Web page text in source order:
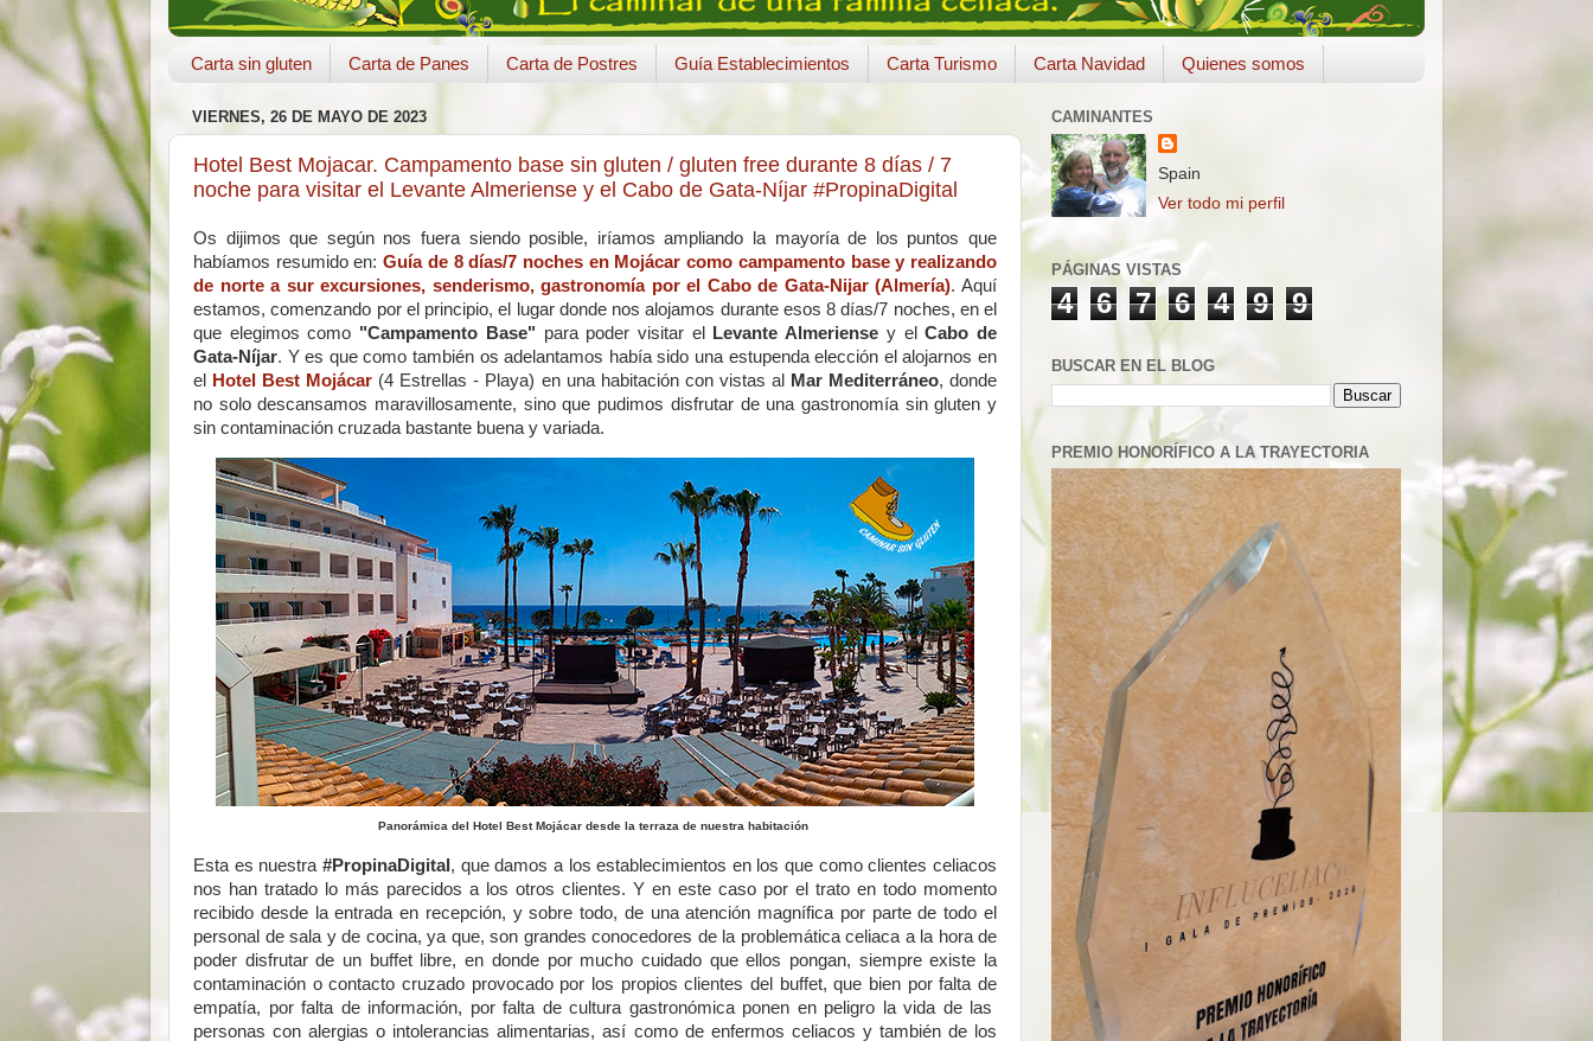
Carta sin gluten Carta de Panes Carta de Postres Guía Establecimientos Carta Turismo Carta Navidad Quienes somos
VIERNES, 26 DE MAYO DE 2023
Hotel Best Mojacar. Campamento base sin gluten / gluten free durante 8 días / 7
noche para visitar el Levante Almeriense y el Cabo de Gata-Níjar #PropinaDigital
Os dijimos que según nos fuera siendo posible, iríamos ampliando la mayoría de los puntos que
habíamos resumido en:Guía de 8 días/7 noches en Mojácar como campamento base y realizando
de norte a sur excursiones, senderismo, gastronomía por el Cabo de Gata-Nijar (Almería). Aquí
estamos, comenzando por el principio, el lugar donde nos alojamos durante esos 8 días/7 noches, en el
que elegimos como "Campamento Base" para poder visitar el Levante Almeriense y elCabo de
Gata-Níjar. Y es que como también os adelantamos había sido una estupenda elección el alojarnos en
el
Hotel Best Mojácar (4 Estrellas - Playa) en una habitación con vistas al Mar Mediterráneo, donde
no solo descansamos maravillosamente, sino que pudimos disfrutar de una gastronomía sin gluten y
sin contaminación cruzada bastante buena y variada.
Panorámica del Hotel Best Mojácar desde la terraza de nuestra habitación
Esta es nuestra #PropinaDigital , que damos a los establecimientos en los que como clientes celiacos
nos han tratado lo más parecidos a los otros clientes. Y en este caso por el trato en todo momento
recibido desde la entrada en recepción, y sobre todo, de una atención magnífica por parte de todo el
personal de sala y de cocina, ya que, son grandes conocedores de la problemática celiaca a la hora de
poder disfrutar de un buffet libre, en donde por mucho cuidado que ellos pongan, siempre existe la
contaminación o contacto cruzado provocado por los propios clientes del buffet, que bien por falta de
empatía, por falta de información, por falta de cultura gastronómica ponen en peligro la vida de las
personas con alergias o intolerancias alimentarias, así como de enfermos celiacos y también de los
CAMINANTES
Spain
Ver todo mi perfil
PÁGINAS VISTAS
4 6 7 6 4 9 9
BUSCAR EN EL BLOG
PREMIO HONORÍFICO A LA TRAYECTORIA